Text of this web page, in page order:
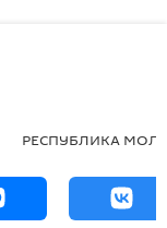
РЕСПУБЛИКА